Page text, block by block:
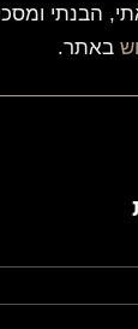
הבנתי
באתר.